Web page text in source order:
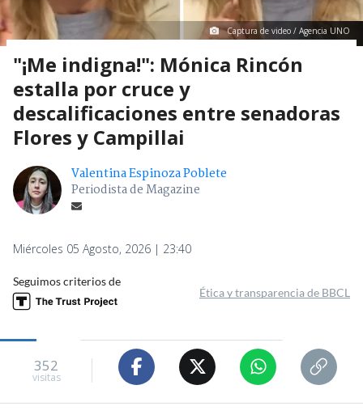
Captura de video / Agencia UNO
"¡Me indigna!": Mónica Rincón
estalla por cruce y
descalificaciones entre senadoras
Flores y Campillai
Valentina Espinoza Poblete
Periodista de Magazine
Miércoles 05 Agosto, 2026 | 23:40
Seguimos criterios de
Ética y transparencia de BBCL
352
visitas